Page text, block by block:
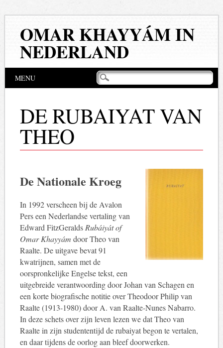
OMAR KHAYYÁM IN
NEDERLAND
Hoofdmenu
MENU
DE RUBAIYAT VAN
THEO
De Nationale Kroeg
In 1992 verscheen bij de Avalon
Pers een Nederlandse vertaling van
Edward FitzGeralds Rubáiyát of
Omar Khayyám door Theo van
Raalte. De uitgave bevat 91
kwatrijnen, samen met de
oorspronkelijke Engelse tekst, een
uitgebreide verantwoording door Johan van Schagen en
een korte biografische notitie over Theodoor Philip van
Raalte (1913-1980) door A. van Raalte-Nunes Nabarro.
In deze schets over zijn leven lezen we dat Theo van
Raalte in zijn studententijd de rubaiyat begon te vertalen,
en daar tijdens de oorlog aan bleef doorwerken.